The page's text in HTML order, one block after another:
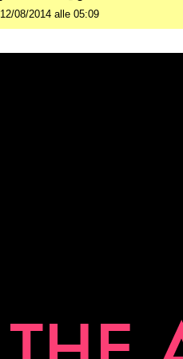
12/08/2014 alle 05:09